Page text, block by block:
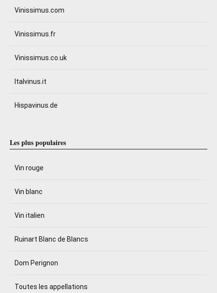
Vinissimus.com
Vinissimus.fr
Vinissimus.co.uk
Italvinus.it
Hispavinus.de
Les plus populaires
Vin rouge
Vin blanc
Vin italien
Ruinart Blanc de Blancs
Dom Perignon
Toutes les appellations